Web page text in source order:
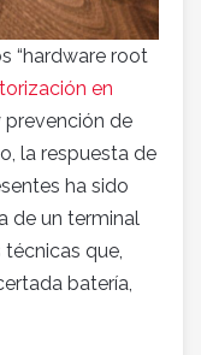
“hardware root
en
prevención de
la respuesta de
ha sido
de un terminal
que,
batería,